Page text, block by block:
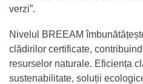
verzi”.
Nivelul BREEAM
clădirilor certificate,
resurselor naturale. Eficiența
sustenabilitate, soluții